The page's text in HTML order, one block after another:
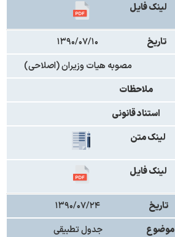
لینک فایل
تاریخ
۱۳۹۰/۰۷/۱۰
مصوبه هیات وزیران (اصلاحی)
ملاحظات
استناد قانونی
لینک متن
لینک فایل
تاریخ
۱۳۹۰/۰۷/۲۴
موضوع
جدول تطبیقی